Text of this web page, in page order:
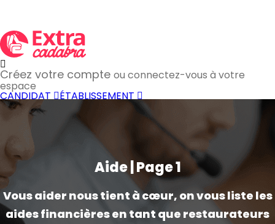
Créez votre compte ou connectez-vous à votre
espace
CANDIDAT ÉTABLISSEMENT
Aide | Page 1
Vous aider nous tient à cœur, on vous liste les
aides financières en tant que restaurateurs